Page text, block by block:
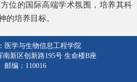
位的国际高端学术氛围，培养其科
的培养目标。
医学与生物信息工程学院
南新区创新路195号 生命楼B座
邮编：110016